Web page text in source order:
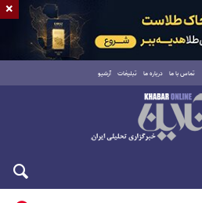
تماس با ما درباره ما تبلیغات آرشیو
×